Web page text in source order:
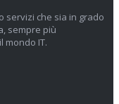
servizi che sia in grado
sempre più
mondo IT.